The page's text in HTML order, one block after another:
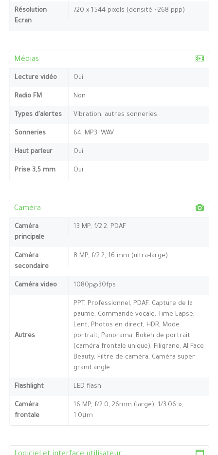
Résolution
Ecran
720 x 1544 pixels (densité ~268 ppp)
Médias
Lecture vidéo Oui
Radio FM Non
Types d'alertes Vibration, autres sonneries
Sonneries 64, MP3, WAV
Haut parleur Oui
Prise 3,5 mm Oui
Caméra
Caméra
principale
13 MP, f/2.2, PDAF
Caméra
secondaire
8 MP, f/2.2, 16 mm (ultra-large)
Caméra video 1080p@30fps
Autres
PPT, Professionnel, PDAF, Capture de la
paume, Commande vocale, Time-Lapse,
Lent, Photos en direct, HDR, Mode
portrait, Panorama, Bokeh de portrait
(caméra frontale unique), Filigrane, AI Face
Beauty, Filtre de caméra, Caméra super
grand angle
Flashlight LED flash
Caméra
frontale
16 MP, f/2.0, 26mm (large), 1/3.06 »,
1.0μm